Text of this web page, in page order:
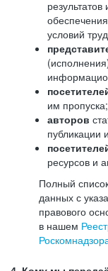
условий
им пропуска;
авторов
публикации
ресурсов и
Полный
данных с
правового
в нашем